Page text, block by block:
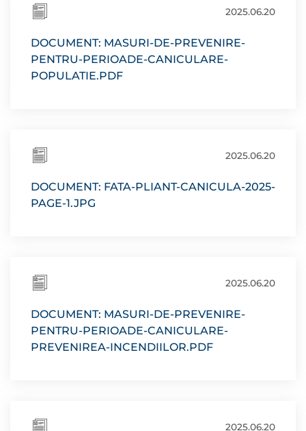
2025.06.20
DOCUMENT: MASURI-DE-PREVENIRE-
PENTRU-PERIOADE-CANICULARE-
POPULATIE.PDF
2025.06.20
DOCUMENT: FATA-PLIANT-CANICULA-2025-
PAGE-1.JPG
2025.06.20
DOCUMENT: MASURI-DE-PREVENIRE-
PENTRU-PERIOADE-CANICULARE-
PREVENIREA-INCENDIILOR.PDF
2025.06.20